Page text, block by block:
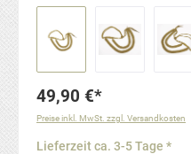
49,90 €*
Preise inkl. MwSt. zzgl. Versandkosten
Lieferzeit ca. 3-5 Tage *